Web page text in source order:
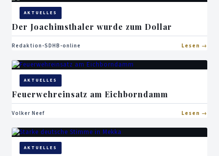
AKTUELLES
Der Joachimsthaler wurde zum Dollar
Redaktion-SDHB-online Lesen
AKTUELLES
Feuerwehreinsatz am Eichborndamm
Volker Neef Lesen
AKTUELLES